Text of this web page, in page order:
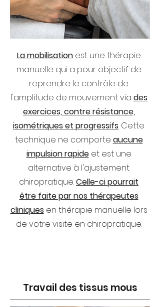
La mobilisationest une thérapie
manuelle qui a pour objectif de
reprendre le contrôle de
l'amplitude de mouvement via des
exercices, contre résistance,
isométriques et progressifs. Cette
technique ne comporte aucune
impulsion rapideet est une
alternative à l'ajustement
chiropratique.Celle-ci pourrait
être faite par nos thérapeutes
cliniques en thérapie manuelle lors
de votre visite en chiropratique.
Travail des tissus mous